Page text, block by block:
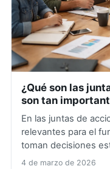
¿Qué son las
son tan
En las juntas de
relevantes para el
toman decisiones
4 de marzo de 2026